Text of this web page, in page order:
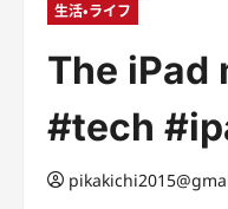
生活・ライフ
The iPad
#tech